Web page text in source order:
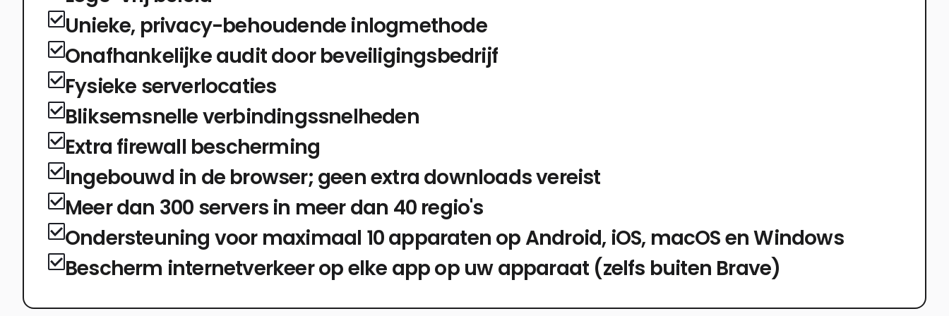
Unieke, privacy-behoudende inlogmethode
Onafhankelijke audit door beveiligingsbedrijf
Fysieke serverlocaties
Bliksemsnelle verbindingssnelheden
Extra firewall bescherming
Ingebouwd in de browser; geen extra downloads vereist
Meer dan 300 servers in meer dan 40 regio's
Ondersteuning voor maximaal 10 apparaten op Android, iOS, macOS en Windows
Bescherm internetverkeer op elke app op uw apparaat (zelfs buiten Brave)